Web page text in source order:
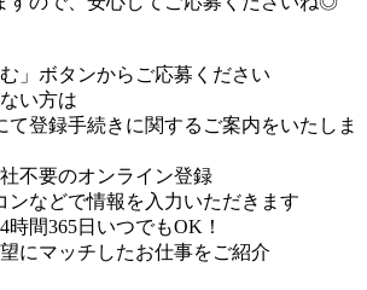
」ボタンからご応募ください
い方は
登録手続きに関するご案内をいたしま
不要のオンライン登録
などで情報を入力いただきます
間365日いつでもOK！
にマッチしたお仕事をご紹介